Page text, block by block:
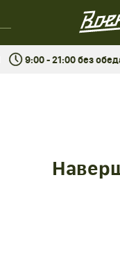
9:00 - 21:00 без